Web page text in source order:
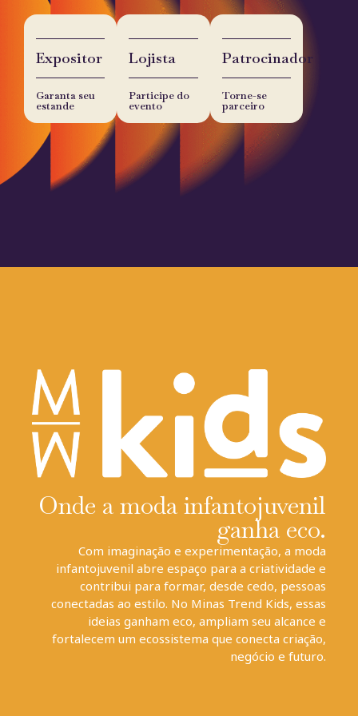
Expositor
Garanta seu
estande
Lojista
Participe do
evento
Patrocinador
Torne-se
parceiro
Onde a moda infantojuvenil
ganha eco.
Com imaginação e experimentação, a moda
infantojuvenil abre espaço para a criatividade e
contribui para formar, desde cedo, pessoas
conectadas ao estilo. No Minas Trend Kids, essas
ideias ganham eco, ampliam seu alcance e
fortalecem um ecossistema que conecta criação,
negócio e futuro.